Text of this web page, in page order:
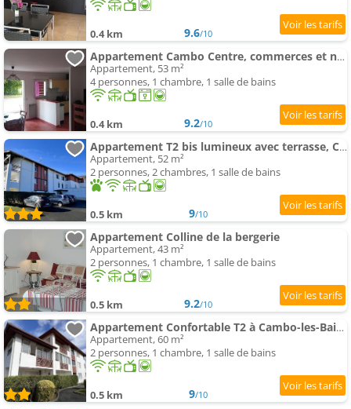
0.4 km 9.6/10
Appartement Cambo Centre, commerces et nature à 5 min à pied et proche Thermes
Appartement, 53 m²
4 personnes, 1 chambre, 1 salle de bains
0.4 km 9.2/10
Appartement T2 bis lumineux avec terrasse, Cambo-les-Bains - FR-1-495-56
Appartement, 52 m²
2 personnes, 2 chambres, 1 salle de bains
0.5 km 9/10
Appartement Colline de la bergerie
Appartement, 43 m²
2 personnes, 1 chambre, 1 salle de bains
0.5 km 9.2/10
Appartement Confortable T2 à Cambo-les-Bains avec Parking et Fibre, 2 couchages - FR-1-495-108
Appartement, 60 m²
2 personnes, 1 chambre, 1 salle de bains
0.5 km 9/10